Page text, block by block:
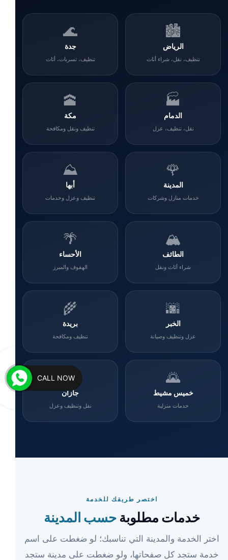
🏙️
الرياض
تنظيف، نقل، شراء أثاث
🌊
جدة
تنظيف، تسربات، أثاث
🏭
الدمام
نقل، تنظيف، عزل
🕋
مكة
تنظيف ونقل ومكافحة
🌹
المدينة
خدمات منازل وشركات
⛰️
أبها
تنظيف وعزل وخدمات
🏔️
الطائف
شراء أثاث ونقل
🌴
الأحساء
الهفوف والمبرز
🌆
الخبر
عزل وتنظيف وصيانة
🌾
بريدة
تنظيف ومكافحة
🌄
خميس مشيط
خدمات منزلية
🌊
جازان
نقل وتنظيف وعزل
اختصر طريقك للخدمة
خدمات مطلوبةحسب المدينة
اختر الخدمة والمدينة التي تناسبك؛ لو ضغطت على اسم
خدمة ستجد كل صفحاتها، ولو ضغطت على مدينة ستجد
CALL NOW